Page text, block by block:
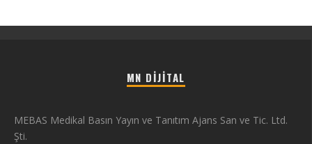
MN DIJITAL
MEBAS Medikal Basın Yayın ve Tanıtım Ajans San ve Tic. Ltd.
Şti.